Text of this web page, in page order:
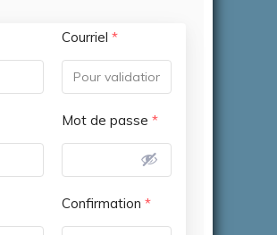
Courriel *
Mot de passe *
Confirmation *